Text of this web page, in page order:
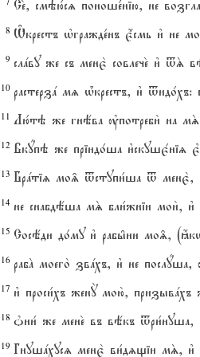
Се2, смэю1сz поноше1нію, не
8 Њ1крестъ њгражде1нъ є4смь и3 не
9 слaву же съ менє2 совлече2 и3 tS
10 растерзa мz њ1крестъ, и3 tидо1хъ:
11 Лю1тэ же гнёва ўпотреби2 на
12 Вкyпэ же пріидо1ша
13 Брaтіz мо‰ tступи1ша t менє2,
14 не снабдёша мS бли1жніи мои2,
15 Сосёди до1му и3 рабы6ни мо‰,
16 рабA моего2 звaхъ, и3 не
17 и3 проси1хъ женY мою2,
18 nни1 же мене2 въ вёкъ tри1нуша,
19 Гнушaхусz менє2 ви1дzщіи мS,